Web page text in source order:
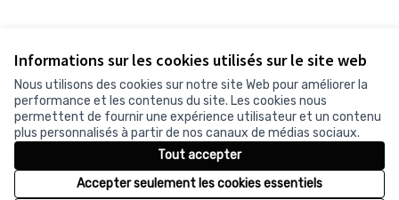
Informations sur les cookies utilisés sur le site web
Nous utilisons des cookies sur notre site Web pour améliorer la
performance et les contenus du site. Les cookies nous
permettent de fournir une expérience utilisateur et un contenu
plus personnalisés à partir de nos canaux de médias sociaux.
Tout accepter
Accepter seulement les cookies essentiels
Voir toutes les propositions retirées
Conditions d'utilisation
Paramètres des cookies